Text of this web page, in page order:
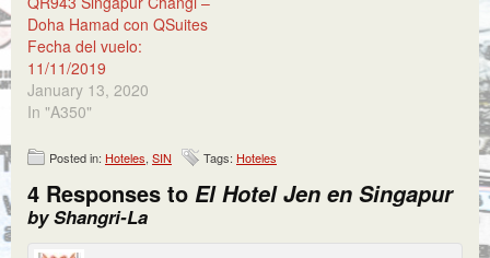
Doha Hamad con QSuites
Fecha del vuelo:
11/11/2019
January 13, 2020
In "A350"
Posted in: Hoteles, SIN Tags: Hoteles
4 Responses to El Hotel Jen en Singapur
by Shangri-La